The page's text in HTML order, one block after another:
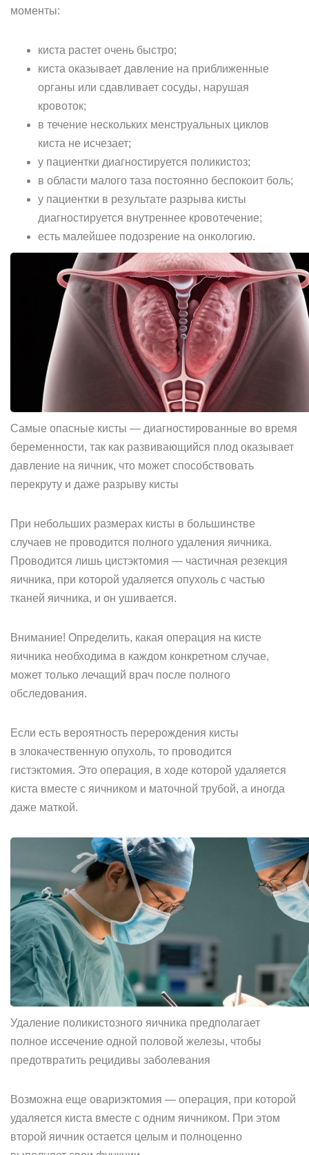
моменты:
киста растет очень быстро;
киста оказывает давление на приближенные
органы или сдавливает сосуды, нарушая
кровоток;
в течение нескольких менструальных циклов
киста не исчезает;
у пациентки диагностируется поликистоз;
в области малого таза постоянно беспокоит боль;
у пациентки в результате разрыва кисты
диагностируется внутреннее кровотечение;
есть малейшее подозрение на онкологию.
Самые опасные кисты — диагностированные во время
беременности, так как развивающийся плод оказывает
давление на яичник, что может способствовать
перекруту и даже разрыву кисты
При небольших размерах кисты в большинстве
случаев не проводится полного удаления яичника.
Проводится лишь цистэктомия — частичная резекция
яичника, при которой удаляется опухоль с частью
тканей яичника, и он ушивается.
Внимание! Определить, какая операция на кисте
яичника необходима в каждом конкретном случае,
может только лечащий врач после полного
обследования.
Если есть вероятность перерождения кисты
в злокачественную опухоль, то проводится
гистэктомия. Это операция, в ходе которой удаляется
киста вместе с яичником и маточной трубой, а иногда
даже маткой.
Удаление поликистозного яичника предполагает
полное иссечение одной половой железы, чтобы
предотвратить рецидивы заболевания
Возможна еще овариэктомия — операция, при которой
удаляется киста вместе с одним яичником. При этом
второй яичник остается целым и полноценно